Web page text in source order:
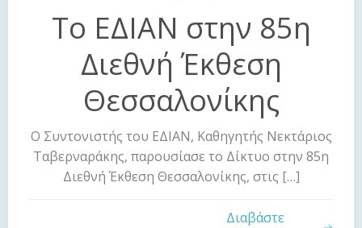
Το ΕΔΙΑΝ στην 85η
Διεθνή Έκθεση
Θεσσαλονίκης
Ο Συντονιστής του ΕΔΙΑΝ, Καθηγητής Νεκτάριος
Ταβερναράκης, παρουσίασε το Δίκτυο στην 85η
Διεθνή Έκθεση Θεσσαλονίκης, στις […]
Διαβάστε